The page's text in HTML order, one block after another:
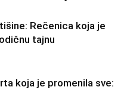
Rečenica koja je
tajnu
koja je promenila sve: